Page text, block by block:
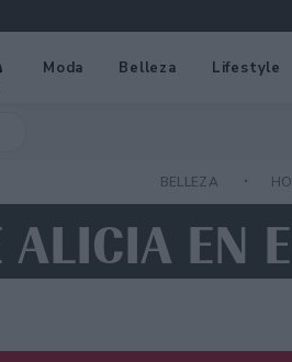
Moda Belleza Lifestyle
BELLEZA
ALICIA EN